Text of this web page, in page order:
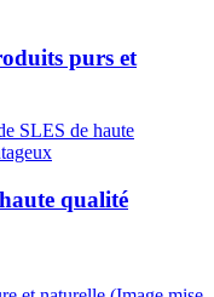
purs et
qualité